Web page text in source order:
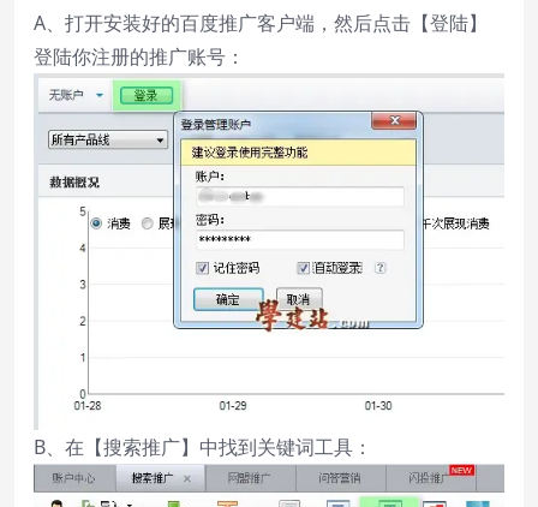
A、打开安装好的百度推广客户端，然后点击【登陆】
登陆你注册的推广账号：
B、在【搜索推广】中找到关键词工具：